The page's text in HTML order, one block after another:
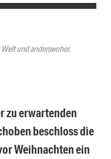
und anderswoher.
zu erwartenden
beschloss die
Weihnachten ein